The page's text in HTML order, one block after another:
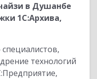
в Душанбе
1С:Архива,
технологий